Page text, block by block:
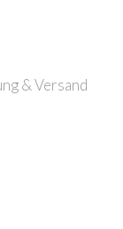
& Versand